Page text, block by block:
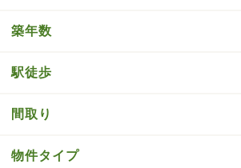
築年数
駅徒歩
間取り
物件タイプ